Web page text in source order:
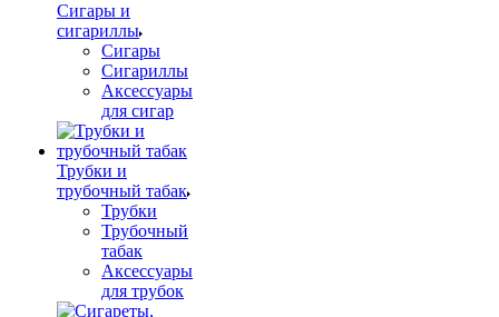
Сигары и
сигариллы
Сигары
Сигариллы
Аксессуары
для сигар
Трубки и
трубочный табак
Трубки
Трубочный
табак
Аксессуары
для трубок